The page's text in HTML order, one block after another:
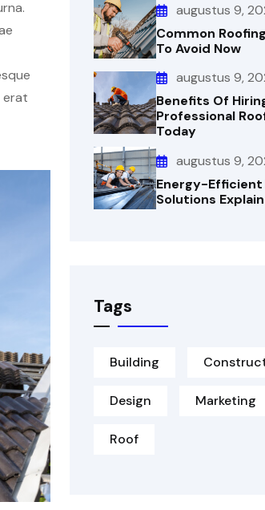
erat
augustus 9,
Common
To Avoid Now
augustus 9,
Benefits Of
Professional
Today
augustus 9,
Energy-Efficient
Solutions
Tags
Building
Design Marketing
Roof